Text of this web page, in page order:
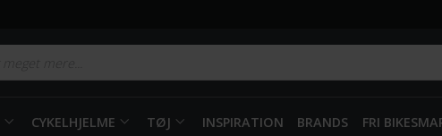
CYKELHJELME TØJ INSPIRATION BRANDS FRI